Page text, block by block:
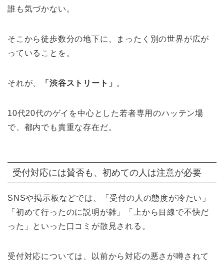
誰も気づかない。
そこから徒歩数分の地下に、まったく別の世界が広が
っていることを。
それが、 「渋谷ストリート」 。
10代20代のゲイを中心とした若者専用のハッテン場
で、都内でも貴重な存在だ。
受付対応には賛否も、初めての人は注意が必要
SNSや掲示板などでは、「受付の人の態度が冷たい」
「初めて行ったのに説明が雑」「上から目線で不快だ
った」といった口コミが散見される。
受付対応については、以前から対応の悪さが噂されて